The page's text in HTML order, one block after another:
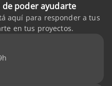
de poder ayudarte
aquí para responder a tus
en tus proyectos.